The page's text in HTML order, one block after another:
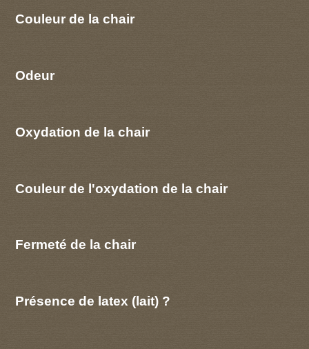
Couleur de la chair
Odeur
Oxydation de la chair
Couleur de l'oxydation de la chair
Fermeté de la chair
Présence de latex (lait) ?